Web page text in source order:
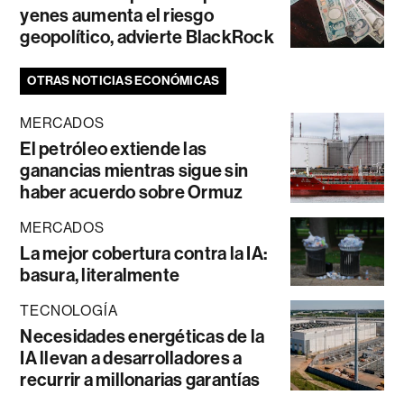
yenes aumenta el riesgo
geopolítico, advierte BlackRock
OTRAS NOTICIAS ECONÓMICAS
MERCADOS
El petróleo extiende las
ganancias mientras sigue sin
haber acuerdo sobre Ormuz
MERCADOS
La mejor cobertura contra la IA:
basura, literalmente
TECNOLOGÍA
Necesidades energéticas de la
IA llevan a desarrolladores a
recurrir a millonarias garantías